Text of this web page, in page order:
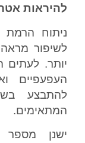
להיראות
ניתוח
לשיפור
יותר.
העפעפיים
להתבצע
המתאימים.
ישנן מספר